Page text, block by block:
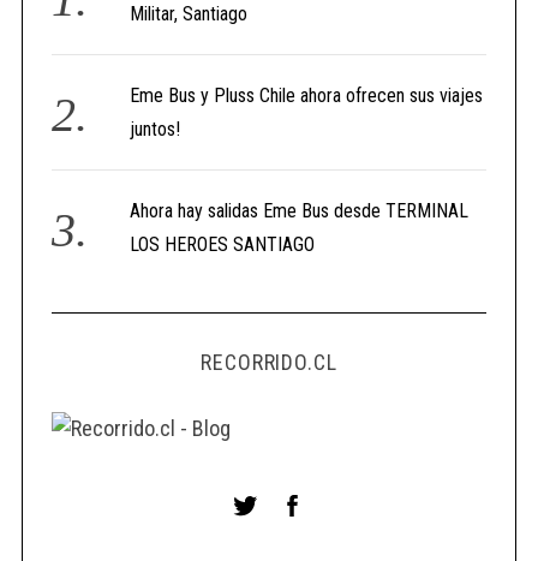
Militar, Santiago
Eme Bus y Pluss Chile ahora ofrecen sus viajes
juntos!
Ahora hay salidas Eme Bus desde TERMINAL
LOS HEROES SANTIAGO
RECORRIDO.CL